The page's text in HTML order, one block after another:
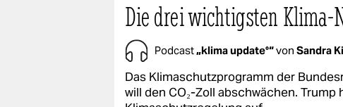
Die drei wichtigsten Klima-
Podcast„klima update°“von Sandra
Das Klimaschutzprogramm der
will den CO₂-Zoll abschwächen.